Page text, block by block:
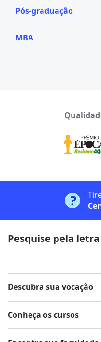
Pós-graduação
MBA
Pesquise pela
Descubra sua vocação
Conheça os cursos